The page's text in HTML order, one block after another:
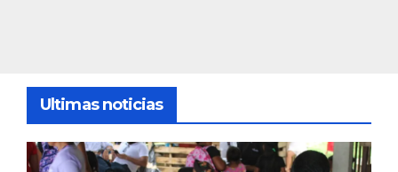
Ultimas noticias